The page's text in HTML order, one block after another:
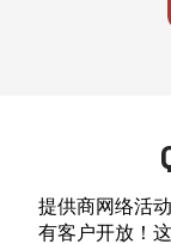
提供商网络活
有客户开放！